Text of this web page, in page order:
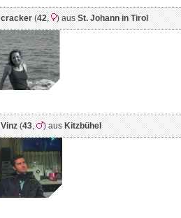
cracker(42, ) ausSt. Johann in Tirol
Vinz(43, ) ausKitzbühel